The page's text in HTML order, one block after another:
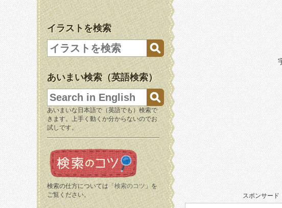
イラストを検索
あいまい検索（英語検索）
あいまいな日本語で（英語でも）検索で
きます。上手く動くか分からないのでお
試しです。
検索の仕方については「 検索のコツ 」を
ご覧ください。
スポンサード